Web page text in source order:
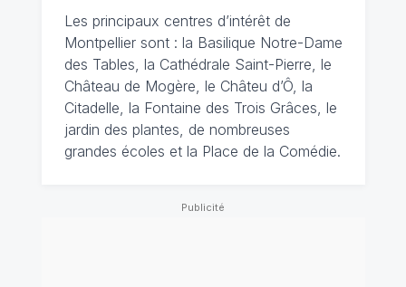
Les principaux centres d’intérêt de
Montpellier sont : la Basilique Notre-Dame
des Tables, la Cathédrale Saint-Pierre, le
Château de Mogère, le Châteu d’Ô, la
Citadelle, la Fontaine des Trois Grâces, le
jardin des plantes, de nombreuses
grandes écoles et la Place de la Comédie.